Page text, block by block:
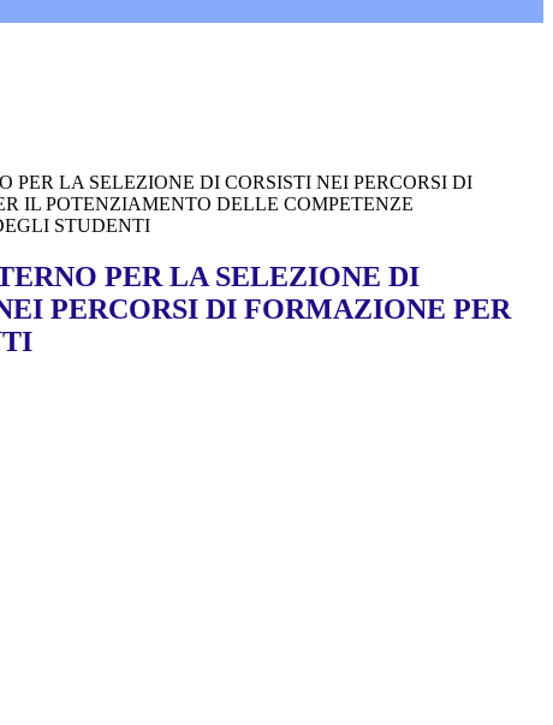
PER LA SELEZIONE DI CORSISTI NEI PERCORSI DI
IL POTENZIAMENTO DELLE COMPETENZE
STUDENTI
PER LA SELEZIONE DI
PERCORSI DI FORMAZIONE PER